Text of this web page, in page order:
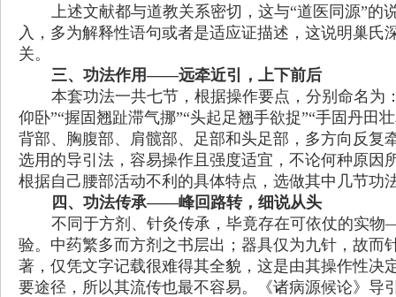
上述文献都与道教关系密切，这与“道医同源”的
入，多为解释性语句或者是适应证描述，这说明巢
关。
三、功法作用——远牵近引，上下前后
本套功法一共七节，根据操作要点，分别命名为
仰卧”“握固翘趾滞气挪”“头起足翘手欲捉”“手固丹田
背部、胸腹部、肩髋部、足部和头足部，多方向反
选用的导引法，容易操作且强度适宜，不论何种原
根据自己腰部活动不利的具体特点，选做其中几节功
四、功法传承——峰回路转，细说从头
不同于方剂、针灸传承，毕竟存在可依仗的实物
验。中药繁多而方剂之书层出；器具仅为九针，故
著，仅凭文字记载很难得其全貌，这是由其操作性
要途径，所以其流传也最不容易。《诸病源候论》